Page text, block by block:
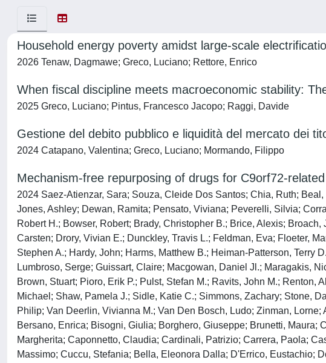
Household energy poverty amidst large-scale
2026 Tenaw, Dagmawe; Greco, Luciano; Rettore, Enrico
When fiscal discipline meets macroeconomic stability:
2025 Greco, Luciano; Pintus, Francesco Jacopo; Raggi, Davide
Gestione del debito pubblico e liquidità del mercato dei
2024 Catapano, Valentina; Greco, Luciano; Mormando, Filippo
Mechanism-free repurposing of drugs for C9orf72-
2024 Saez-Atienzar, Sara; Souza, Cleide Dos Santos; Chia, Ruth;
Jones, Ashley; Dewan, Ramita; Pensato, Viviana; Peverelli, Silvia;
Robert H.; Bowser, Robert; Brady, Christopher B.; Brice, Alexis;
Carsten; Drory, Vivian E.; Dunckley, Travis L.; Feldman, Eva; Floeter,
Stephen A.; Hardy, John; Harms, Matthew B.; Heiman-Patterson,
Lumbroso, Serge; Guissart, Claire; Macgowan, Daniel Jl.; Maragakis,
Brown, Stuart; Pioro, Erik P.; Pulst, Stefan M.; Ravits, John M.;
Michael; Shaw, Pamela J.; Sidle, Katie C.; Simmons, Zachary; Stone,
Philip; Van Deerlin, Vivianna M.; Van Den Bosch, Ludo; Zinman,
Bersano, Enrica; Bisogni, Giulia; Borghero, Giuseppe; Brunetti,
Margherita; Caponnetto, Claudia; Cardinali, Patrizio; Carrera, Paola;
Massimo; Cuccu, Stefania; Bella, Eleonora Dalla; D'Errico, Eustachio;